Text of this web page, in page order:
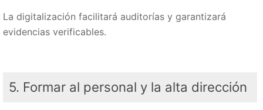
La digitalización facilitará auditorías y garantizará
evidencias verificables.
5. Formar al personal y la alta dirección